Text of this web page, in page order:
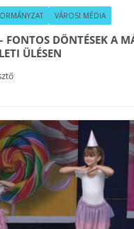
VÁROSI MÉDIA
DÖNTÉSEK A
ÜLÉSEN